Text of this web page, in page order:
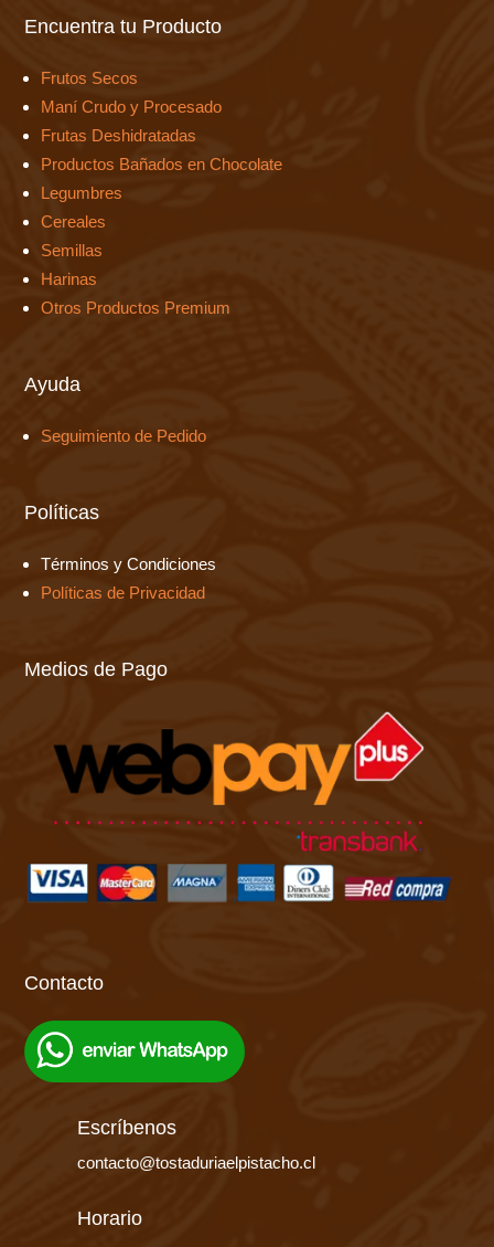
Encuentra tu Producto
Frutos Secos
Maní Crudo y Procesado
Frutas Deshidratadas
Productos Bañados en Chocolate
Legumbres
Cereales
Semillas
Harinas
Otros Productos Premium
Ayuda
Seguimiento de Pedido
Políticas
Términos y Condiciones
Políticas de Privacidad
Medios de Pago
Contacto
Escríbenos
contacto@tostaduriaelpistacho.cl
Horario